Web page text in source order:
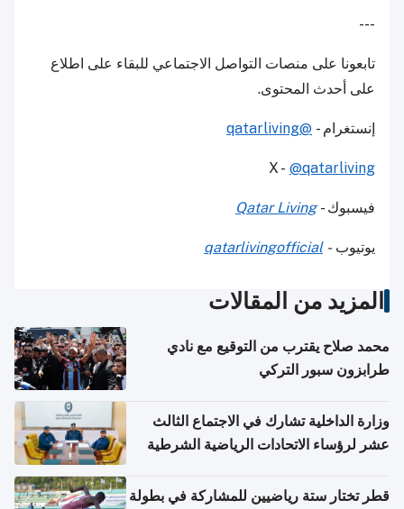
---
تابعونا على منصات التواصل الاجتماعي للبقاء على اطلاع
على أحدث المحتوى.
إنستغرام - @qatarliving
X - @qatarliving
فيسبوك -Qatar Living
يوتيوب -
qatarlivingofficial
المزيد من المقالات
محمد صلاح يقترب من التوقيع مع نادي
طرابزون سبور التركي
وزارة الداخلية تشارك في الاجتماع الثالث
عشر لرؤساء الاتحادات الرياضية الشرطية
قطر تختار ستة رياضيين للمشاركة في بطولة